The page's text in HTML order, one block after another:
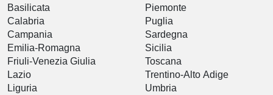
Basilicata
Calabria
Campania
Emilia-Romagna
Friuli-Venezia Giulia
Lazio
Liguria
Piemonte
Puglia
Sardegna
Sicilia
Toscana
Trentino-Alto Adige
Umbria